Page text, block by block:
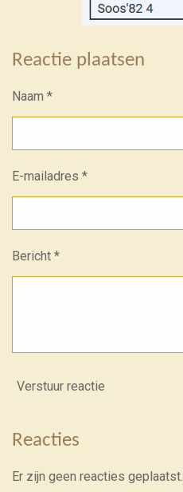
Reactie plaatsen
Naam *
E-mailadres *
Bericht *
Verstuur reactie
Reacties
Er zijn geen reacties geplaatst.